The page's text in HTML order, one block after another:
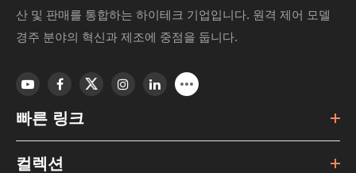
산 및 판매를 통합하는 하이테크 기업입니다. 원격 제어 모델
경주 분야의 혁신과 제조에 중점을 둡니다.
빠른 링크
컬렉션